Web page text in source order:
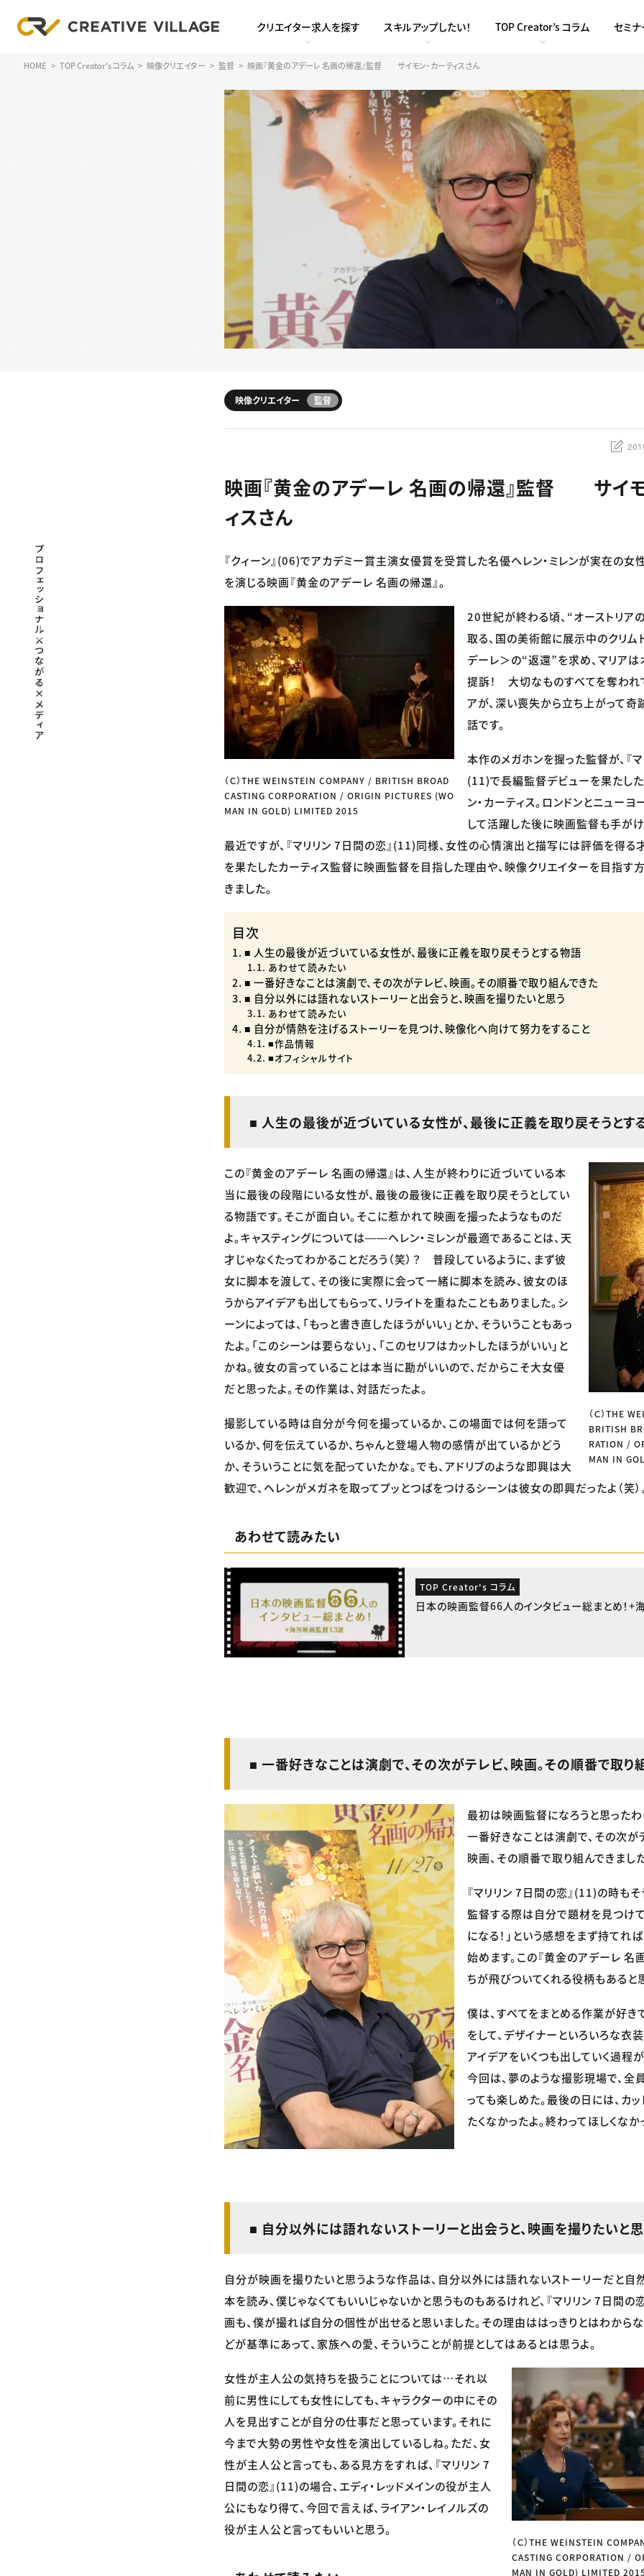
クリエイター求人を探す スキルアップしたい！ TOP Creator’s コラム セミ
HOME TOP Creator's コラム 映像クリエイター 監督 映画『黄金のアデーレ 名画の帰還』監督 サイモン・カーティスさん
映像クリエイター 監督
映画『黄金のアデーレ 名画の帰還』監督 サイモ
ィスさん
『クィーン』(06)でアカデミー賞主演女優賞を受賞した名優ヘレン・ミレンが実在の女
を演じる映画『黄金のアデーレ 名画の帰還』。
（Ｃ）THE WEINSTEIN COMPANY / BRITISH BROAD
CASTING CORPORATION / ORIGIN PICTURES (WO
MAN IN GOLD) LIMITED 2015
20世紀が終わる頃、“オーストリア
取る、国の美術館に展示中のクリ
デーレ＞の“返還”を求め、マリアは
提訴！ 大切なものすべてを奪われ
アが、深い喪失から立ち上がって
話です。
本作のメガホンを握った監督が、『
(11)で長編監督デビューを果たし
ン・カーティス。ロンドンとニュー
して活躍した後に映画監督も手がけ
最近ですが、『マリリン 7日間の恋』(11)同様、女性の心情演出と描写には評価を得る
を果たしたカーティス監督に映画監督を目指した理由や、映像クリエイターを目指す
きました。
目次
■ 人生の最後が近づいている女性が、最後に正義を取り戻そうとする物語
あわせて読みたい
■ 一番好きなことは演劇で、その次がテレビ、映画。その順番で取り組んできた
■ 自分以外には語れないストーリーと出会うと、映画を撮りたいと思う
あわせて読みたい
■ 自分が情熱を注げるストーリーを見つけ、映像化へ向けて努力をすること
■作品情報
■オフィシャルサイト
■ 人生の最後が近づいている女性が、最後に正義を取り戻そうとす
（Ｃ）THE
BRITISH
RATION /
MAN IN
この『黄金のアデーレ 名画の帰還』は、人生が終わりに近づいている本
当に最後の段階にいる女性が、最後の最後に正義を取り戻そうとしてい
る物語です。そこが面白い。そこに惹かれて映画を撮ったようなものだ
よ。キャスティングについては――ヘレン・ミレンが最適であることは、天
才じゃなくたってわかることだろう（笑）？ 普段しているように、まず彼
女に脚本を渡して、その後に実際に会って一緒に脚本を読み、彼女のほ
うからアイデアも出してもらって、リライトを重ねたこともありました。シ
ーンによっては、「もっと書き直したほうがいい」とか、そういうこともあっ
たよ。「このシーンは要らない」、「このセリフはカットしたほうがいい」と
かね。彼女の言っていることは本当に勘がいいので、だからこそ大女優
だと思ったよ。その作業は、対話だったよ。
撮影している時は自分が今何を撮っているか、この場面では何を語って
いるか、何を伝えているか、ちゃんと登場人物の感情が出ているかどう
か、そういうことに気を配っていたかな。でも、アドリブのような即興は大
歓迎で、ヘレンがメガネを取ってプッとつばをつけるシーンは彼女の即興だったよ（笑）
あわせて読みたい
TOP Creator's コラム
日本の映画監督66人のインタビュー総まとめ！
■ 一番好きなことは演劇で、その次がテレビ、映画。その順番で取り
最初は映画監督になろうと思ったわ
一番好きなことは演劇で、その次が
映画、その順番で取り組んできまし
『マリリン 7日間の恋』(11)の時も
監督する際は自分で題材を見つけて
になる！」という感想をまず持てれ
始めます。この『黄金のアデーレ 名
ちが飛びついてくれる役柄もあると
僕は、すべてをまとめる作業が好き
をして、デザイナーといろいろな衣
アイデアをいくつも出していく過程
今回は、夢のような撮影現場で、全
っても楽しめた。最後の日には、カ
たくなかったよ。終わってほしくなか
■ 自分以外には語れないストーリーと出会うと、映画を撮りたいと
自分が映画を撮りたいと思うような作品は、自分以外には語れないストーリーだと自
本を読み、僕じゃなくてもいいじゃないかと思うものもあるけれど、『マリリン 7日間
画も、僕が撮れば自分の個性が出せると思いました。その理由ははっきりとはわから
どが基準にあって、家族への愛、そういうことが前提としてはあるとは思うよ。
（Ｃ）THE WEINSTEIN
CASTING CORPORATION /
MAN IN GOLD) LIMITED
女性が主人公の気持ちを扱うことについては…それ以
前に男性にしても女性にしても、キャラクターの中にその
人を見出すことが自分の仕事だと思っています。それに
今まで大勢の男性や女性を演出しているしね。ただ、女
性が主人公と言っても、ある見方をすれば、『マリリン 7
日間の恋』(11)の場合、エディ・レッドメインの役が主人
公にもなり得て、今回で言えば、ライアン・レイノルズの
役が主人公と言ってもいいと思う。